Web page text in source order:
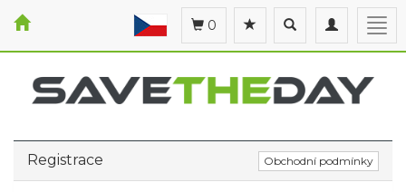
Toggle
navigation
Toggle
search
0
Registrace Obchodní podmínky